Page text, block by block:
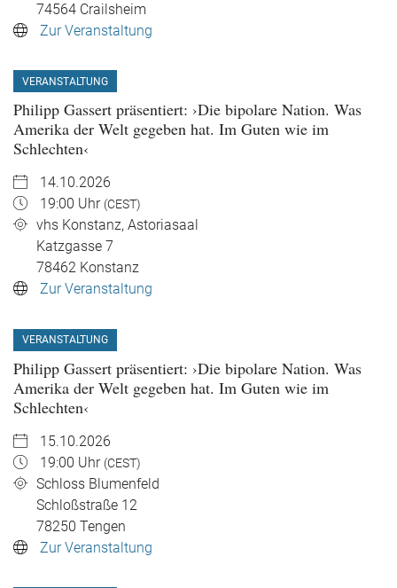
74564 Crailsheim
Zur Veranstaltung
VERANSTALTUNG
Philipp Gassert präsentiert: ›Die bipolare Nation. Was
Amerika der Welt gegeben hat. Im Guten wie im
Schlechten‹
14.10.2026
19:00 Uhr (CEST)
vhs Konstanz, Astoriasaal
Katzgasse 7
78462 Konstanz
Zur Veranstaltung
VERANSTALTUNG
Philipp Gassert präsentiert: ›Die bipolare Nation. Was
Amerika der Welt gegeben hat. Im Guten wie im
Schlechten‹
15.10.2026
19:00 Uhr (CEST)
Schloss Blumenfeld
Schloßstraße 12
78250 Tengen
Zur Veranstaltung